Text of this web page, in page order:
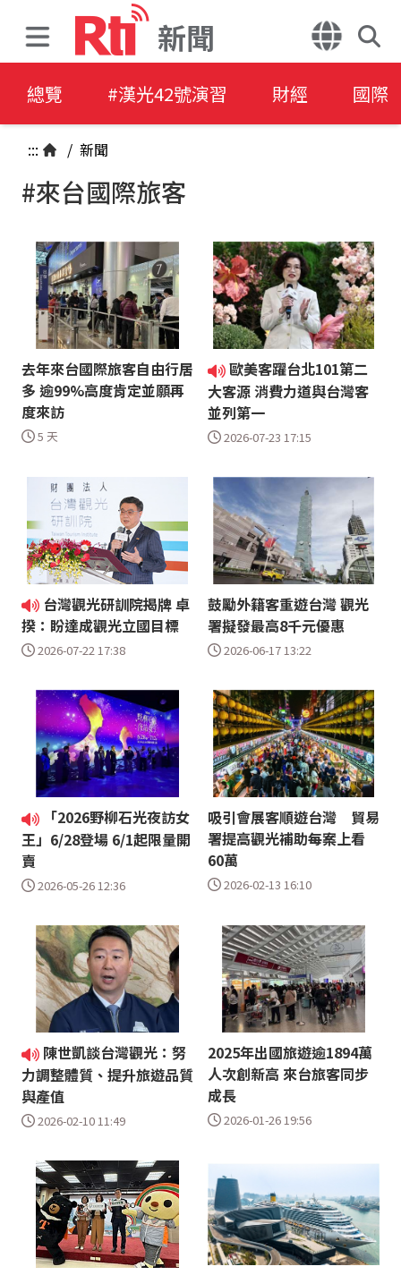
新聞
總覽 #漢光42號演習 財經 國際
::: / 新聞
#來台國際旅客
去年來台國際旅客自由行居
多 逾99%高度肯定並願再
度來訪
5 天
歐美客躍台北101第二
大客源 消費力道與台灣客
並列第一
2026-07-23 17:15
台灣觀光研訓院揭牌 卓
揆：盼達成觀光立國目標
2026-07-22 17:38
鼓勵外籍客重遊台灣 觀光
署擬發最高8千元優惠
2026-06-17 13:22
「2026野柳石光夜訪女
王」6/28登場 6/1起限量開
賣
2026-05-26 12:36
吸引會展客順遊台灣 貿易
署提高觀光補助每案上看
60萬
2026-02-13 16:10
陳世凱談台灣觀光：努
力調整體質、提升旅遊品質
與產值
2026-02-10 11:49
2025年出國旅遊逾1894萬
人次創新高 來台旅客同步
成長
2026-01-26 19:56